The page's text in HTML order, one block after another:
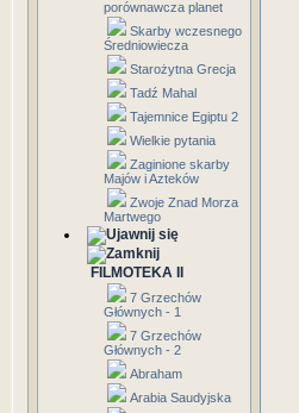
porównawcza planet
Skarby wczesnego
Średniowiecza
Starożytna Grecja
Tadź Mahal
Tajemnice Egiptu 2
Wielkie pytania
Zaginione skarby
Majów i Azteków
Zwoje Znad Morza
Martwego
FILMOTEKA II
7 Grzechów
Głównych - 1
7 Grzechów
Głównych - 2
Abraham
Arabia Saudyjska